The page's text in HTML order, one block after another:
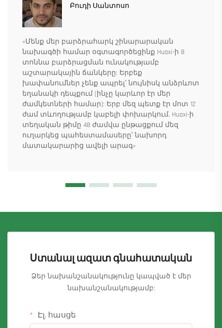
Բուդի Սանտոսո
«Մենք մեր բարձրահարկ շինարարական
նախագծի համար օգտագործեցինք Huaxi-ի 8
տոննա բարձրացման ունակությամբ
աշտարակային ճանկերը: Երբեք
խափանումներ չենք ապրել՝ նույնիսկ անձրևոտ
եղանակի դեպքում (ինչը կարևոր էր մեր
ժամկետների համար): Երբ մեզ պետք էր մոտ 12
ժամ տևողությամբ կաբելի փոխարկում, Huaxi-ի
տեղական թիմը 48 ժամվա ընթացքում մեզ
ուղարկեց պահեստամասերը՝ նախորդ
մատակարարից ավելի արագ»
Ստանալ ազատ գնահատական
Ձեր նախանշանակությունը կապված է մեր
նախանշանակությամբ:
Էլ. հասցե